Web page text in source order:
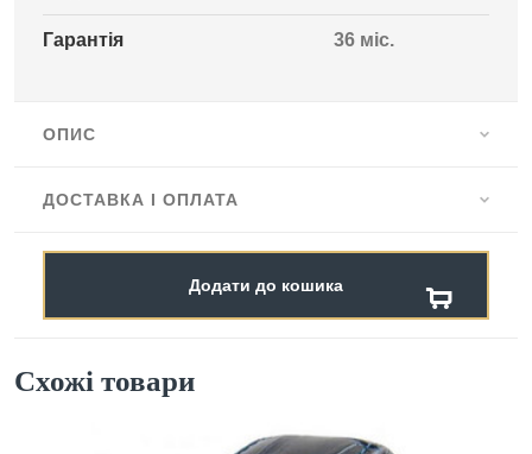
Гарантія 36 міс.
ОПИС
ДОСТАВКА І ОПЛАТА
Додати до кошика
Схожі товари